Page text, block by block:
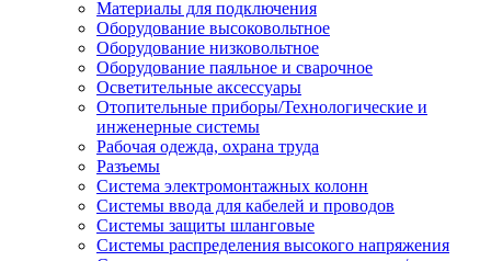
Материалы для подключения
Оборудование высоковольтное
Оборудование низковольтное
Оборудование паяльное и сварочное
Осветительные аксессуары
Отопительные приборы/Технологические и
инженерные системы
Рабочая одежда, охрана труда
Разъемы
Система электромонтажных колонн
Системы ввода для кабелей и проводов
Системы защиты шланговые
Системы распределения высокого напряжения